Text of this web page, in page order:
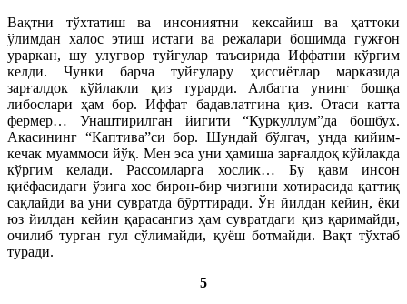
Вақтни тўхтатиш ва инсониятни кексайиш ва ҳаттоки
ўлимдан халос этиш истаги ва режалари бошимда гужғон
ураркан, шу улуғвор туйғулар таъсирида Иффатни кўргим
келди. Чунки барча туйғулару ҳиссиётлар марказида
зарғалдок кўйлакли қиз турарди. Албатта унинг бошқа
либослари ҳам бор. Иффат бадавлатгина қиз. Отаси катта
фермер… Унаштирилган йигити “Куркуллум”да бошбух.
Акасининг “Каптива”си бор. Шундай бўлгач, унда кийим-
кечак муаммоси йўқ. Мен эса уни ҳамиша зарғалдоқ кўйлакда
кўргим келади. Рассомларга хослик… Бу қавм инсон
қиёфасидаги ўзига хос бирон-бир чизгини хотирасида қаттиқ
сақлайди ва уни сувратда бўрттиради. Ўн йилдан кейин, ёки
юз йилдан кейин қарасангиз ҳам сувратдаги қиз қаримайди,
очилиб турган гул сўлимайди, қуёш ботмайди. Вақт тўхтаб
туради.
5